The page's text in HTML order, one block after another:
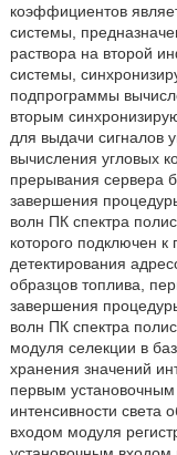
коэффициентов
системы,
раствора на второй
системы,
подпрограммы
вторым
для выдачи сигналов
вычисления угловых
прерывания сервера
завершения
волн ПК спектра
которого подключен
детектирования
образцов топлива,
завершения
волн ПК спектра
модуля селекции в
хранения значений
первым
интенсивности света
входом модуля